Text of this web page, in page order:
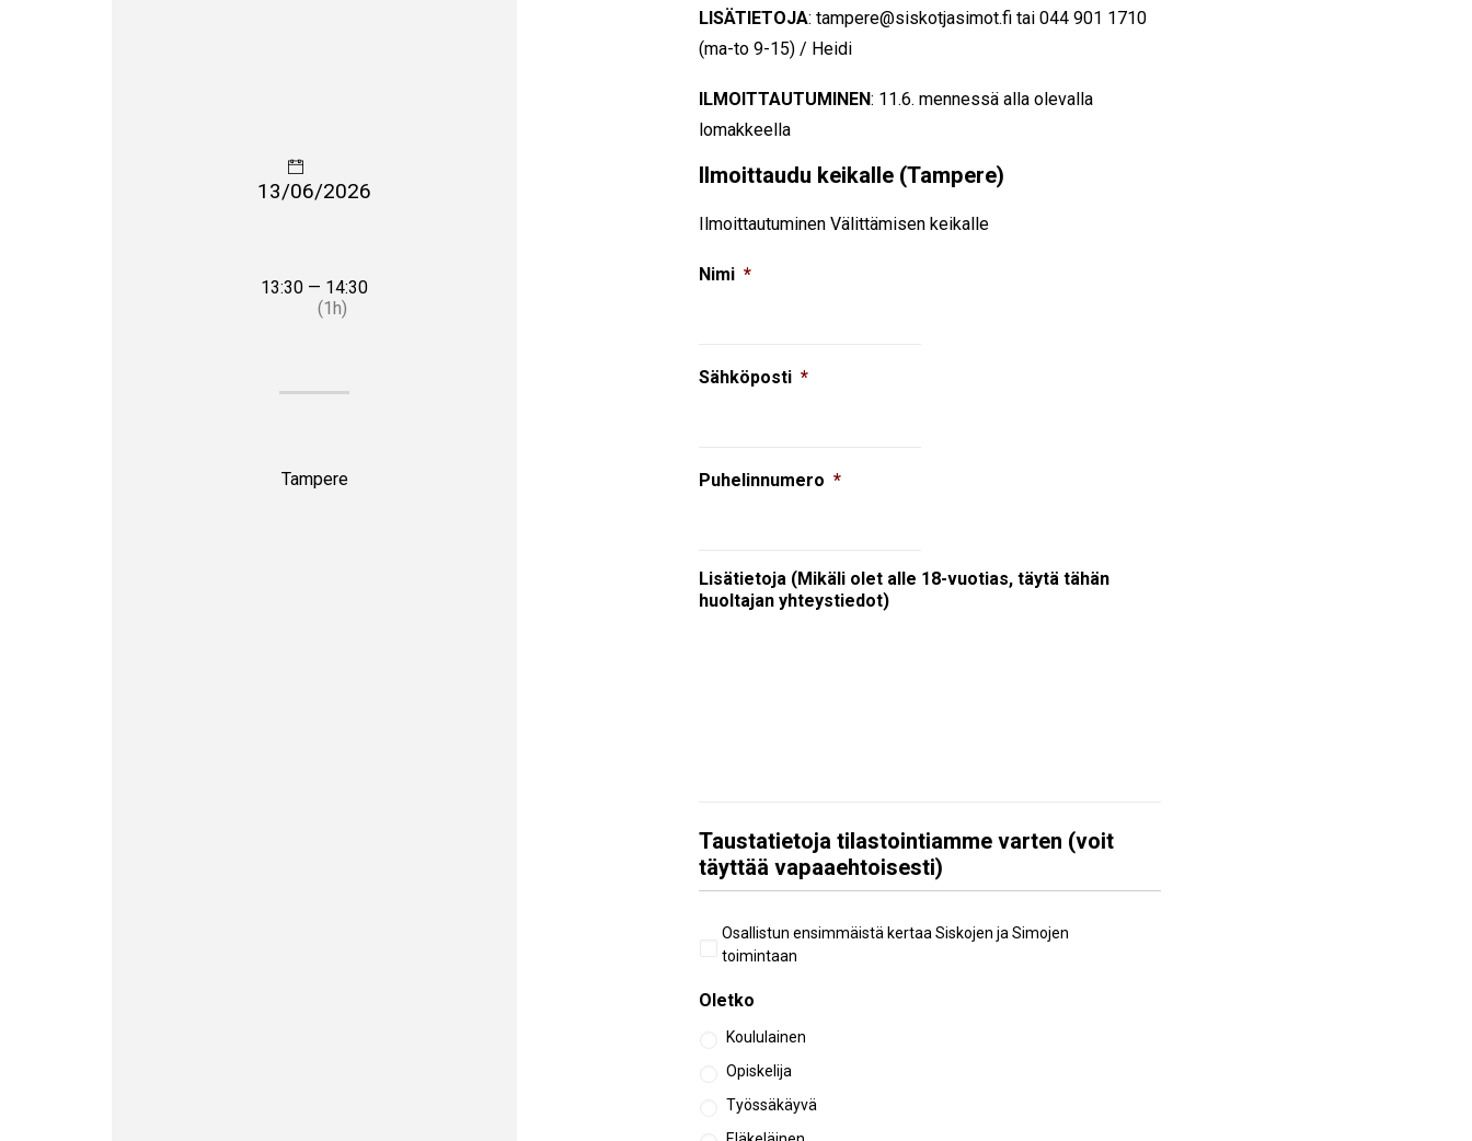
LISÄTIETOJA: tampere@siskotjasimot.fi tai 044 901 1710
(ma-to 9-15) / Heidi
ILMOITTAUTUMINEN: 11.6. mennessä alla olevalla
lomakkeella
Ilmoittaudu keikalle (Tampere)
Ilmoittautuminen Välittämisen keikalle
Nimi *
Sähköposti *
Puhelinnumero *
Lisätietoja (Mikäli olet alle 18-vuotias, täytä tähän
huoltajan yhteystiedot)
Taustatietoja tilastointiamme varten (voit
täyttää vapaaehtoisesti)
Aiempi
osallistuminen
Osallistun ensimmäistä kertaa Siskojen ja Simojen
toimintaan
Oletko
Koululainen
Opiskelija
Työssäkäyvä
13/06/2026
13:30 — 14:30
(1h)
Tampere